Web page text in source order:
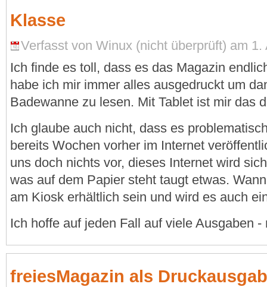
Klasse
Verfasst von Winux (nicht überprüft) am
Ich finde es toll, dass es das Magazin
habe ich mir immer alles ausgedruckt um
Badewanne zu lesen. Mit Tablet ist mir das
Ich glaube auch nicht, dass es
bereits Wochen vorher im Internet
uns doch nichts vor, dieses Internet wird
was auf dem Papier steht taugt etwas.
am Kiosk erhältlich sein und wird es auch
Ich hoffe auf jeden Fall auf viele Ausgaben
freiesMagazin als